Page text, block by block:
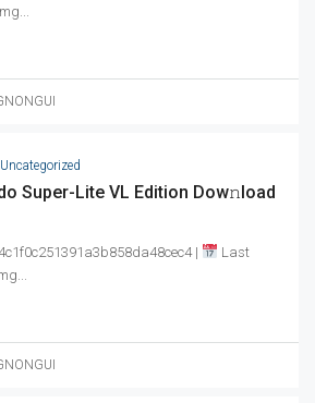
Uncategorized
Super-Lite VL Edition Dow𝚗load
|
Last